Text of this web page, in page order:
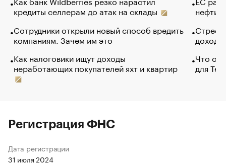
кредиты селлерам до атак на склады
Сотрудники открыли новый способ вредить
компаниям. Зачем им это
Как налоговики ищут доходы
неработающих покупателей яхт и квартир
нефти
Что
для
Регистрация ФНС
Дата регистрации
31 июля 2024